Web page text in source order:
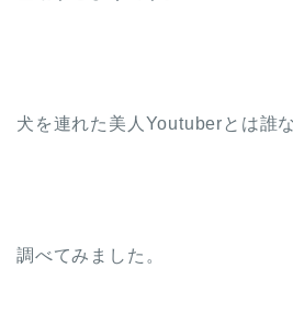
犬を連れた美人Youtuberとは誰
調べてみました。